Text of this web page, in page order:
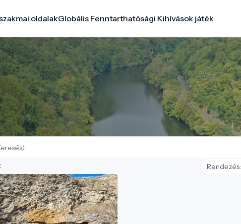
oldalakGlobális Fenntarthatósági Kihívások játék
Rendezés: